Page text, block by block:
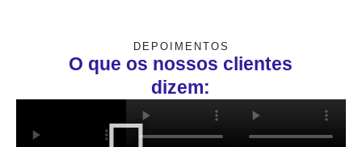
DEPOIMENTOS
O que os nossos clientes
dizem: